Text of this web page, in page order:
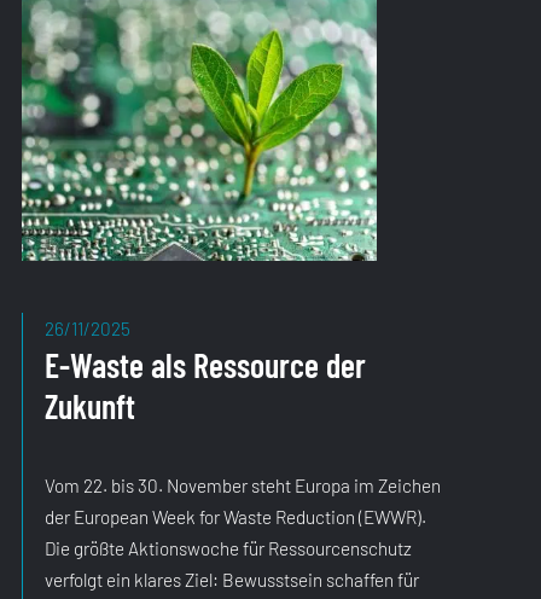
26/11/2025
E-Waste als Ressource der
Zukunft
Vom 22. bis 30. November steht Europa im Zeichen
der European Week for Waste Reduction (EWWR).
Die größte Aktionswoche für Ressourcenschutz
verfolgt ein klares Ziel: Bewusstsein schaffen für